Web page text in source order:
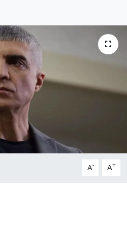
A- A+